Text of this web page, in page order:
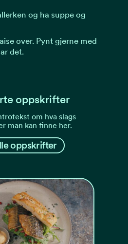
og ha suppe og
over. Pynt gjerne med
det.
oppskrifter
om hva slags
man kan finne her.
oppskrifter